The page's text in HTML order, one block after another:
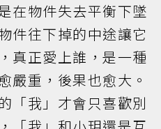
在物件失去平衡下墜
件往下掉的中途讓它
真正愛上誰，是一種
嚴重，後果也愈大。
「我」才會只喜歡別